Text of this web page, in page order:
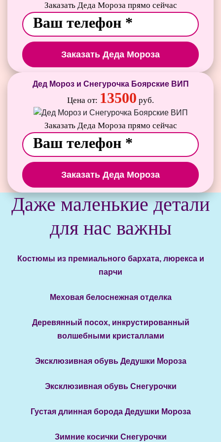
Заказать Деда Мороза прямо сейчас
Заказать Деда Мороза
Дед Мороз и Снегурочка Боярские ВИП
Цена от: 13500 руб.
Заказать Деда Мороза прямо сейчас
Заказать Деда Мороза
Даже маленькие детали
для нас важны
Костюмы из премиального бархата, люрекса и
парчи
Меховая белоснежная отделка
Деревянный посох, инкрустированный
волшебными кристаллами
Эксклюзивная обувь Дедушки Мороза
Эксклюзивная обувь Снегурочки
Густая длинная борода Дедушки Мороза
Зимние косички Снегурочки